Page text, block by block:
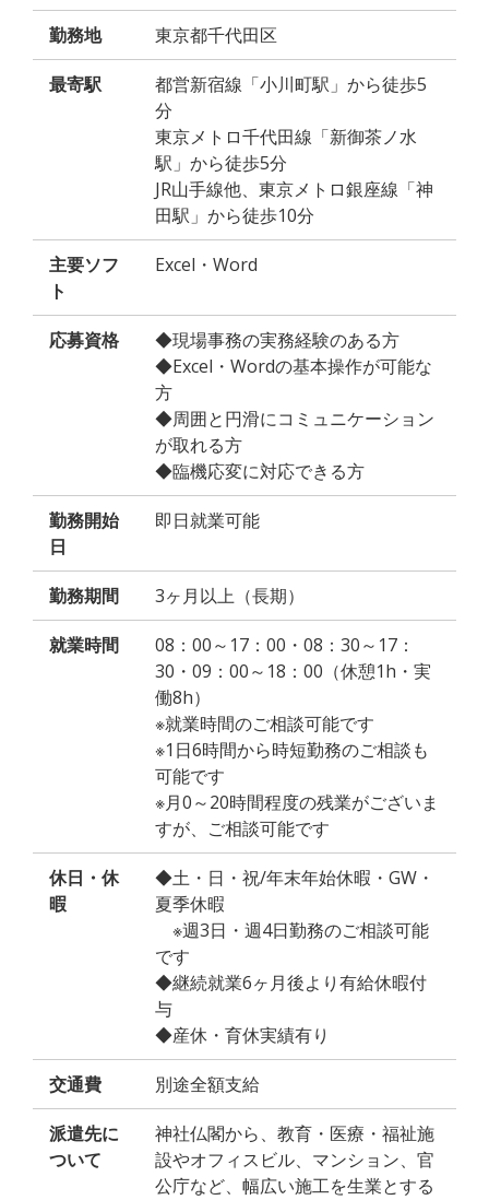
勤務地 東京都千代田区
最寄駅
都営新宿線「小川町駅」から徒歩5
分
東京メトロ千代田線「新御茶ノ水
駅」から徒歩5分
JR山手線他、東京メトロ銀座線「神
田駅」から徒歩10分
主要ソフ
ト
Excel・Word
応募資格
◆現場事務の実務経験のある方
◆Excel・Wordの基本操作が可能な
方
◆周囲と円滑にコミュニケーション
が取れる方
◆臨機応変に対応できる方
勤務開始
日
即日就業可能
勤務期間 3ヶ月以上（長期）
就業時間
08：00～17：00・08：30～17：
30・09：00～18：00（休憩1h・実
働8h）
※就業時間のご相談可能です
※1日6時間から時短勤務のご相談も
可能です
※月0～20時間程度の残業がございま
すが、ご相談可能です
休日・休
暇
◆土・日・祝/年末年始休暇・GW・
夏季休暇
※週3日・週4日勤務のご相談可能
です
◆継続就業6ヶ月後より有給休暇付
与
◆産休・育休実績有り
交通費 別途全額支給
派遣先に
ついて
神社仏閣から、教育・医療・福祉施
設やオフィスビル、マンション、官
公庁など、幅広い施工を生業とする